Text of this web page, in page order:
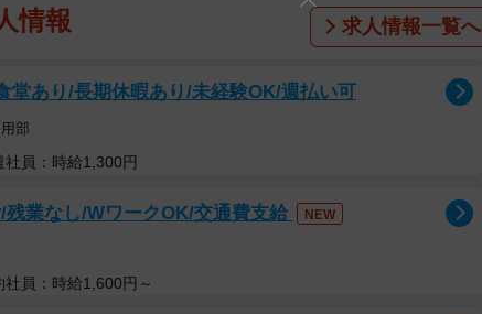
情報 求人情報一覧へ
堂あり/長期休暇あり/未経験OK/週払い可
部
社員：時給1,300円
業なし/WワークOK/交通費支給 NEW
社員：時給1,600円～